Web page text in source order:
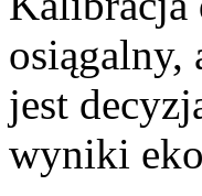
osiągalny,
jest
wyniki